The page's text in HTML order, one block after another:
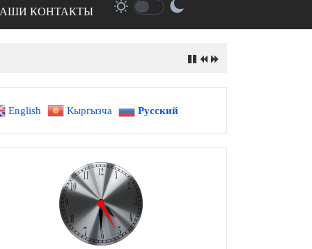
КОНТАКТЫ
English Кыргызча Русский